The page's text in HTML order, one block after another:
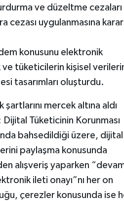
ve düzeltme cezaları
uygulanmasına karar
konusunu elektronik
ve tüketicilerin kişisel
tasarımları oluşturdu.
mercek altına aldı
Dijital Tüketicinin Korunması
bahsedildiği üzere, dijital
paylaşma konusunda
alışveriş yaparken
ileti onayı”nı her on
çerezler konusunda ise